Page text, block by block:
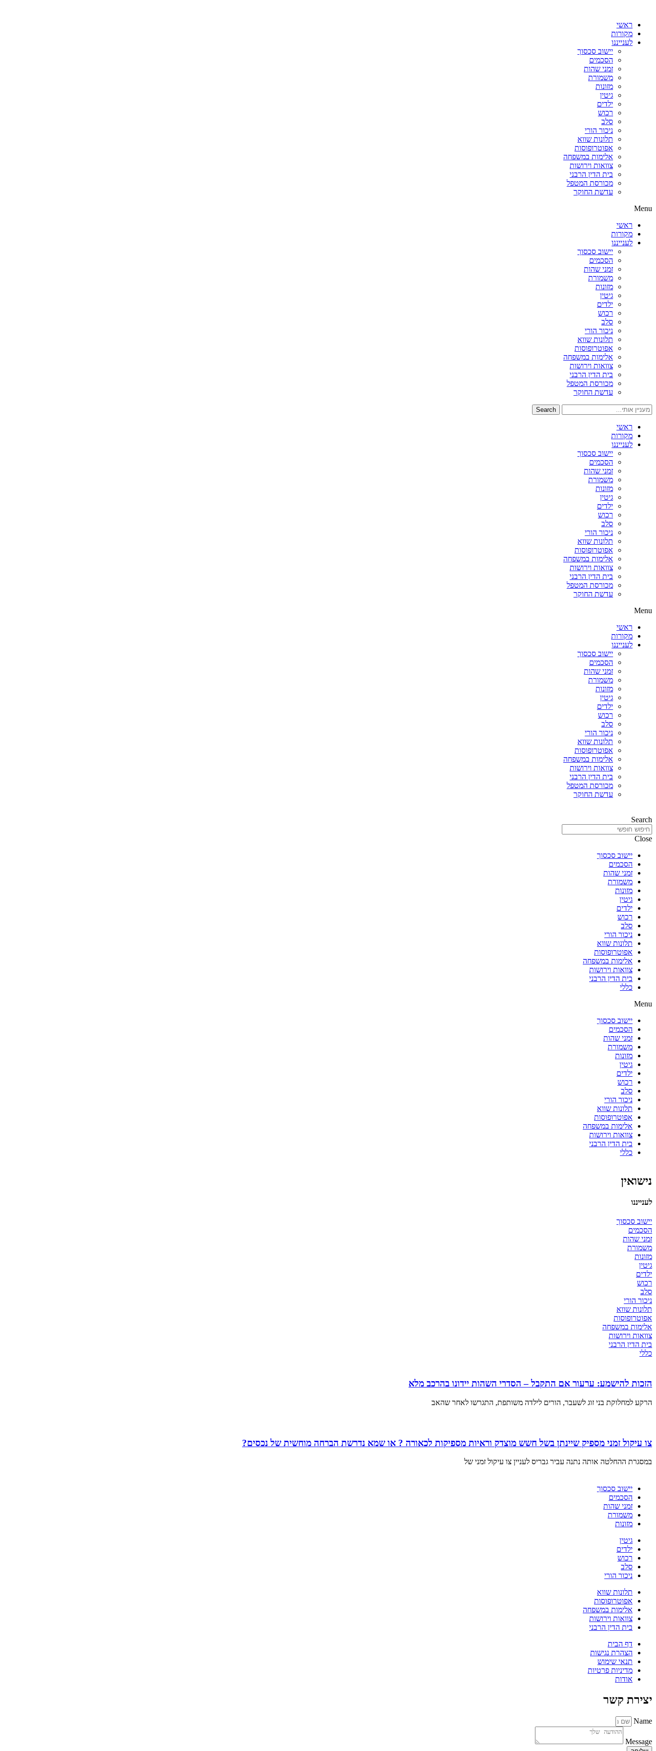
ראשי
מקורות
לענייננו
יישוב סכסוך
הסכמים
זמני שהות
משמורת
מזונות
גיטין
ילדים
רכוש
סלב
ניכור הורי
תלונות שווא
אפוטרופוסות
אלימות במשפחה
צוואות וירושות
בית הדין הרבני
מכורסת המטפל
עדשת החוקר
Menu
ראשי
מקורות
לענייננו
יישוב סכסוך
הסכמים
זמני שהות
משמורת
מזונות
גיטין
ילדים
רכוש
סלב
ניכור הורי
תלונות שווא
אפוטרופוסות
אלימות במשפחה
צוואות וירושות
בית הדין הרבני
מכורסת המטפל
עדשת החוקר
Search
ראשי
מקורות
לענייננו
יישוב סכסוך
הסכמים
זמני שהות
משמורת
מזונות
גיטין
ילדים
רכוש
סלב
ניכור הורי
תלונות שווא
אפוטרופוסות
אלימות במשפחה
צוואות וירושות
בית הדין הרבני
מכורסת המטפל
עדשת החוקר
Menu
ראשי
מקורות
לענייננו
יישוב סכסוך
הסכמים
זמני שהות
משמורת
מזונות
גיטין
ילדים
רכוש
סלב
ניכור הורי
תלונות שווא
אפוטרופוסות
אלימות במשפחה
צוואות וירושות
בית הדין הרבני
מכורסת המטפל
עדשת החוקר
Search
Close
יישוב סכסוך
הסכמים
זמני שהות
משמורת
מזונות
גיטין
ילדים
רכוש
סלב
ניכור הורי
תלונות שווא
אפוטרופוסות
אלימות במשפחה
צוואות וירושות
בית הדין הרבני
כללי
Menu
יישוב סכסוך
הסכמים
זמני שהות
משמורת
מזונות
גיטין
ילדים
רכוש
סלב
ניכור הורי
תלונות שווא
אפוטרופוסות
אלימות במשפחה
צוואות וירושות
בית הדין הרבני
כללי
נישואין
לענייננו
יישוב סכסוך
הסכמים
זמני שהות
משמורת
מזונות
גיטין
ילדים
רכוש
סלב
ניכור הורי
תלונות שווא
אפוטרופוסות
אלימות במשפחה
צוואות וירושות
בית הדין הרבני
כללי
הזכות להישמע: ערעור אם התקבל – הסדרי השהות יידונו בהרכב מלא
הרקע למחלוקת בני זוג לשעבר, הורים לילדה משותפת, התגרשו לאחר שהאב
צו עיקול זמני מספיק שיינתן בשל חשש מוצדק וראיות מספיקות לכאורה ? או שמא נדרשת הברחה מוחשית של נכסים?
במסגרת ההחלטה אותה נתנה עביר גבריס לעניין צו עיקול זמני של
יישוב סכסוך
הסכמים
זמני שהות
משמורת
מזונות
גיטין
ילדים
רכוש
סלב
ניכור הורי
תלונות שווא
אפוטרופוסות
אלימות במשפחה
צוואות וירושות
בית הדין הרבני
דף הבית
הצהרת נגישות
תנאי שימוש
מדיניות פרטיות
אודות
יצירת קשר
Name
Message